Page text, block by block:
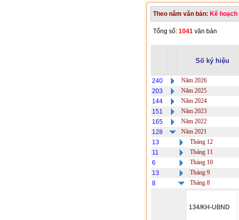
Theo năm văn bản: Kế hoạch
Tổng số: 1041 văn bản
Số ký hiệu
240
Năm 2026
203
Năm 2025
144
Năm 2024
151
Năm 2023
165
Năm 2022
128
Năm 2021
13
Tháng 12
11
Tháng 11
6
Tháng 10
13
Tháng 9
8
Tháng 8
134/KH-UBND